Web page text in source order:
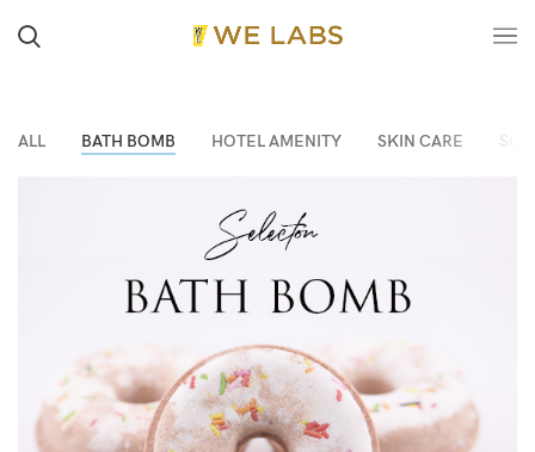
ALL BATH BOMB HOTEL AMENITY SKIN CARE